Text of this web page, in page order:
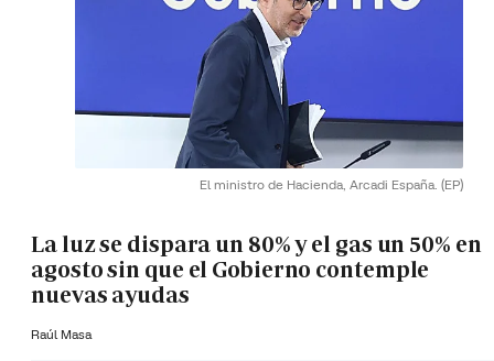
El ministro de Hacienda, Arcadi España. (EP)
La luz se dispara un 80% y el gas un 50% en
agosto sin que el Gobierno contemple
nuevas ayudas
Raúl Masa